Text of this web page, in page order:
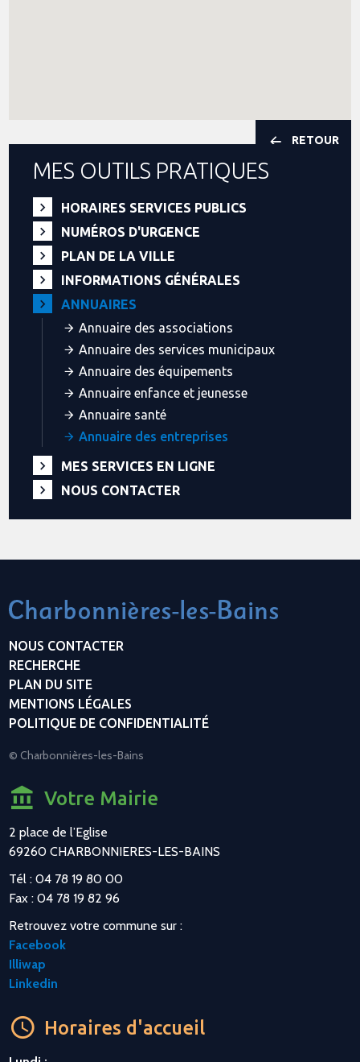
RETOUR
MES OUTILS PRATIQUES
HORAIRES SERVICES PUBLICS
NUMÉROS D'URGENCE
PLAN DE LA VILLE
INFORMATIONS GÉNÉRALES
ANNUAIRES
Annuaire des associations
Annuaire des services municipaux
Annuaire des équipements
Annuaire enfance et jeunesse
Annuaire santé
Annuaire des entreprises
MES SERVICES EN LIGNE
NOUS CONTACTER
NOUS CONTACTER
RECHERCHE
PLAN DU SITE
MENTIONS LÉGALES
POLITIQUE DE CONFIDENTIALITÉ
© Charbonnières-les-Bains
Votre Mairie
2 place de l’Eglise
69260 CHARBONNIERES-LES-BAINS
Tél : 04 78 19 80 00
Fax : 04 78 19 82 96
Retrouvez votre commune sur :
Facebook
Illiwap
Linkedin
Horaires d'accueil